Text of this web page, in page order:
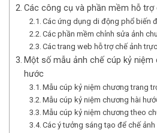
Các công cụ và phần mềm hỗ trợ
Các ứng dụng di động phổ biến
Các phần mềm chỉnh sửa ảnh
Các trang web hỗ trợ chế ảnh
Một số mẫu ảnh chế cúp kỷ niệm
hước
Mẫu cúp kỷ niệm chương trang
Mẫu cúp kỷ niệm chương hài
Mẫu cúp kỷ niệm chương theo
Các ý tưởng sáng tạo để chế